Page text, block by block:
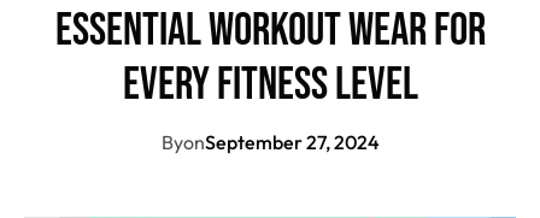
Essential Workout Wear For
Every Fitness Level
ByonSeptember 27, 2024